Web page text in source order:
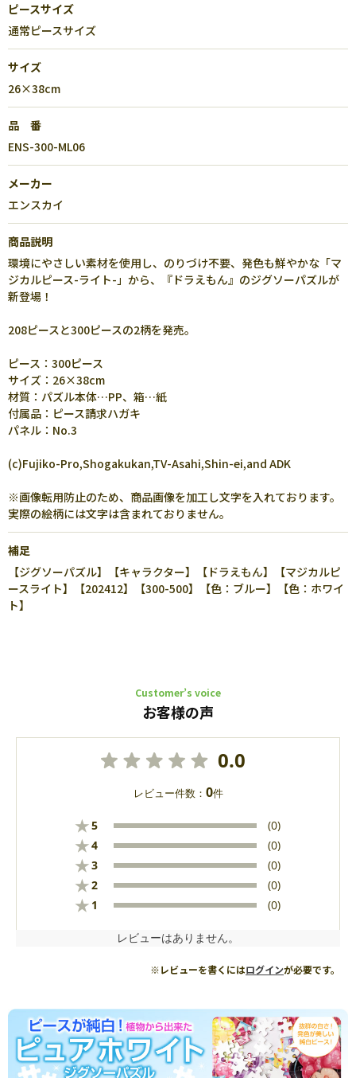
ピースサイズ
通常ピースサイズ
サイズ
26×38cm
品 番
ENS-300-ML06
メーカー
エンスカイ
商品説明
環境にやさしい素材を使用し、のりづけ不要、発色も鮮やかな「マ
ジカルピース-ライト-」から、『ドラえもん』のジグソーパズルが
新登場！
208ピースと300ピースの2柄を発売。
ピース：300ピース
サイズ：26×38cm
材質：パズル本体…PP、箱…紙
付属品：ピース請求ハガキ
パネル：No.3
(c)Fujiko-Pro,Shogakukan,TV-Asahi,Shin-ei,and ADK
※画像転用防止のため、商品画像を加工し文字を入れております。
実際の絵柄には文字は含まれておりません。
補足
【ジグソーパズル】【キャラクター】【ドラえもん】【マジカルピ
ースライト】【202412】【300-500】【色：ブルー】【色：ホワイ
ト】
Customer’s voice
お客様の声
0.0
レビュー件数： 0件
★5 (0)
★4 (0)
★3 (0)
★2 (0)
★ 1 (0)
レビューはありません。
※レビューを書くにはログインが必要です。